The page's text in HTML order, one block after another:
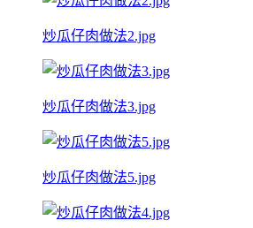
炒瓜仔肉做法2.jpg
炒瓜仔肉做法3.jpg
炒瓜仔肉做法5.jpg